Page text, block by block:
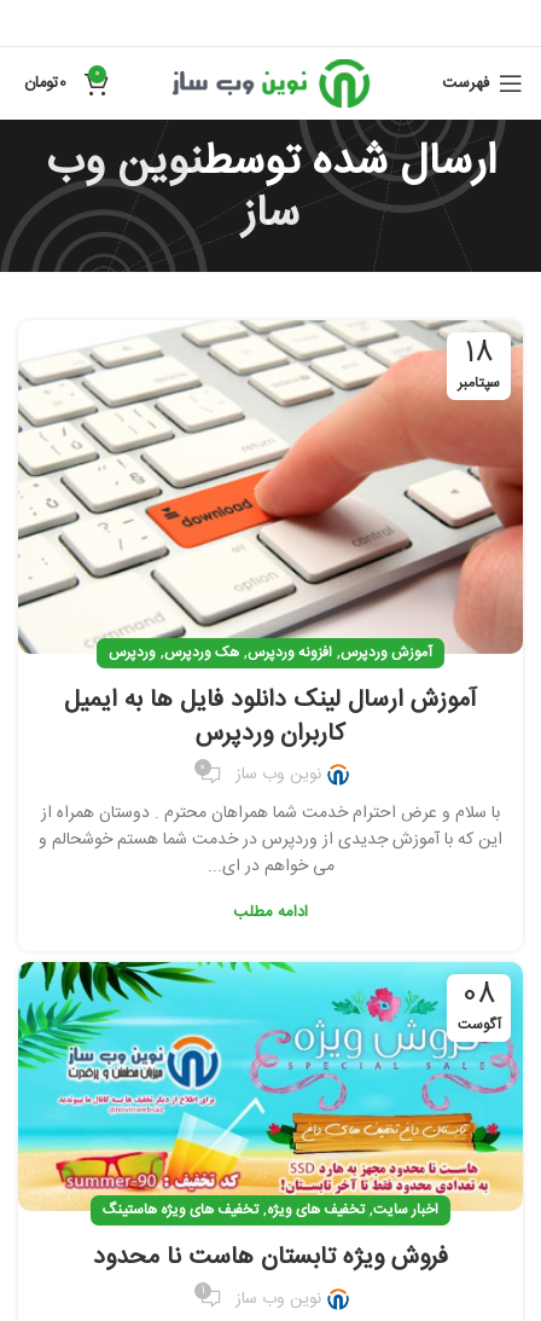
فهرست 0
0تومان
ارسال شده توسطنوین وب
ساز
18
سپتامبر
آموزش وردپرس, افزونه وردپرس, هک وردپرس, وردپرس
آموزش ارسال لینک دانلود فایل ها به ایمیل
کاربران وردپرس
نوین وب ساز 0
با سلام و عرض احترام خدمت شما همراهان محترم . دوستان همراه از
این که با آموزش جدیدی از وردپرس در خدمت شما هستم خوشحالم و
می خواهم در ای...
ادامه مطلب
08
آگوست
اخبار سایت,تخفیف های ویژه,تخفیف های ویژه هاستینگ
فروش ویژه تابستان هاست نا محدود
نوین وب ساز 1